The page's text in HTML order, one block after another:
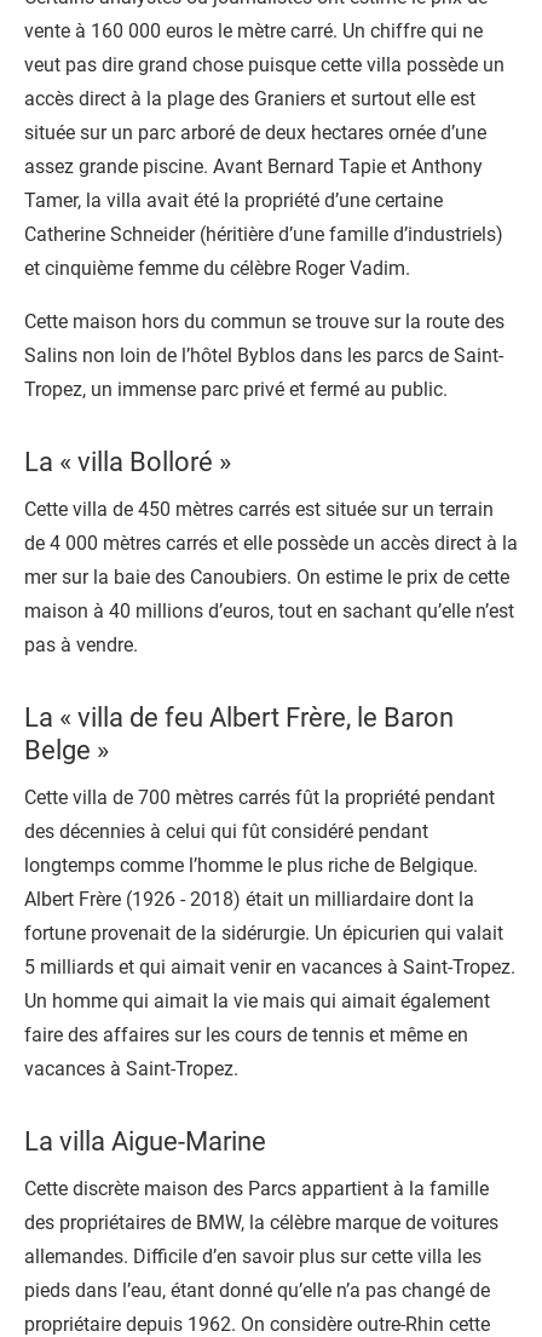
vente à 160 000 euros le mètre carré. Un chiffre qui ne
veut pas dire grand chose puisque cette villa possède un
accès direct à la plage des Graniers et surtout elle est
située sur un parc arboré de deux hectares ornée d’une
assez grande piscine. Avant Bernard Tapie et Anthony
Tamer, la villa avait été la propriété d’une certaine
Catherine Schneider (héritière d’une famille d’industriels)
et cinquième femme du célèbre Roger Vadim.
Cette maison hors du commun se trouve sur la route des
Salins non loin de l’hôtel Byblos dans les parcs de Saint-
Tropez, un immense parc privé et fermé au public.
La « villa Bolloré »
Cette villa de 450 mètres carrés est située sur un terrain
de 4 000 mètres carrés et elle possède un accès direct à la
mer sur la baie des Canoubiers. On estime le prix de cette
maison à 40 millions d’euros, tout en sachant qu’elle n’est
pas à vendre.
La « villa de feu Albert Frère, le Baron
Belge »
Cette villa de 700 mètres carrés fût la propriété pendant
des décennies à celui qui fût considéré pendant
longtemps comme l’homme le plus riche de Belgique.
Albert Frère (1926 - 2018) était un milliardaire dont la
fortune provenait de la sidérurgie. Un épicurien qui valait
5 milliards et qui aimait venir en vacances à Saint-Tropez.
Un homme qui aimait la vie mais qui aimait également
faire des affaires sur les cours de tennis et même en
vacances à Saint-Tropez.
La villa Aigue-Marine
Cette discrète maison des Parcs appartient à la famille
des propriétaires de BMW, la célèbre marque de voitures
allemandes. Difficile d’en savoir plus sur cette villa les
pieds dans l’eau, étant donné qu’elle n’a pas changé de
propriétaire depuis 1962. On considère outre-Rhin cette